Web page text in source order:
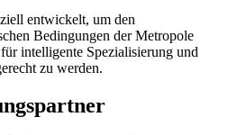
entwickelt, um den
Bedingungen der Metropole
intelligente Spezialisierung und
zu werden.